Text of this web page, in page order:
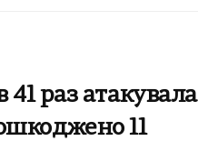
41 раз атакувала
11